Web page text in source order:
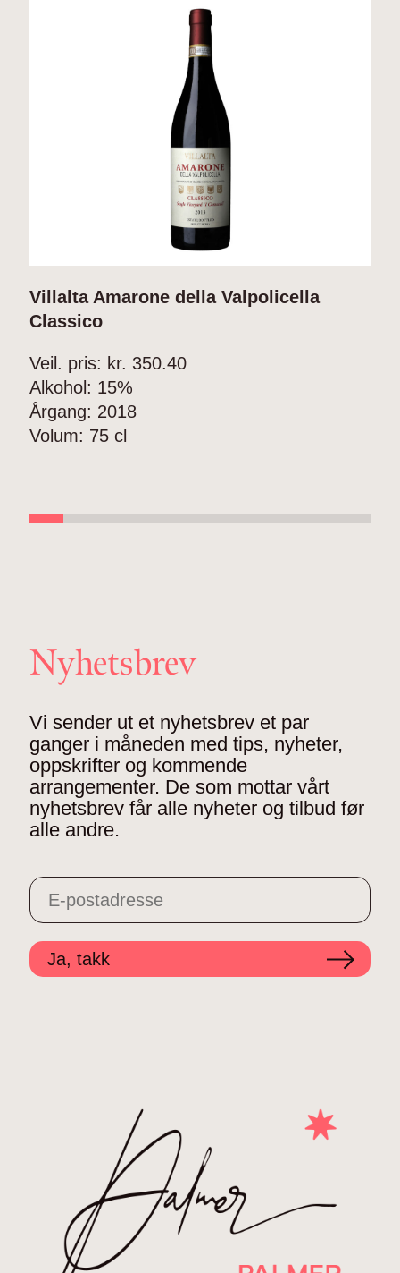
Villalta Amarone della Valpolicella
Classico
Veil. pris: kr. 350.40
Alkohol: 15%
Årgang: 2018
Volum: 75 cl
Nyhetsbrev
Vi sender ut et nyhetsbrev et par
ganger i måneden med tips, nyheter,
oppskrifter og kommende
arrangementer. De som mottar vårt
nyhetsbrev får alle nyheter og tilbud før
alle andre.
Ja, takk